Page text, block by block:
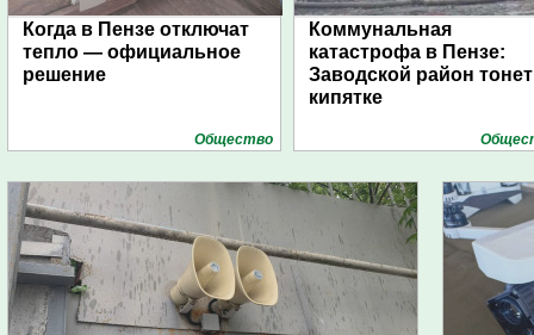
Когда в Пензе отключат
тепло — официальное
решение
Общество
Коммунальная
катастрофа в Пензе:
Заводской район
кипятке